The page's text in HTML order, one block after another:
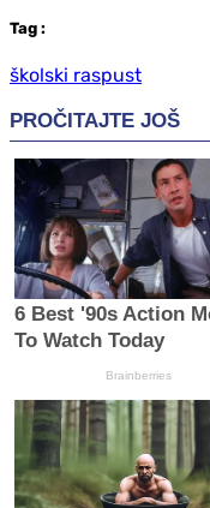
Tag :
školski raspust